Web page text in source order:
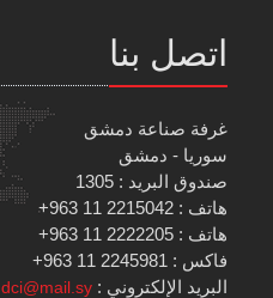
اتصل بنا
غرفة صناعة دمشق
سوريا - دمشق
صندوق البريد : 1305
هاتف : 2215042 11 963+
هاتف : 2222205 11 963+
فاكس : 2245981 11 963+
البريد الإلكتروني :dci@mail.sy